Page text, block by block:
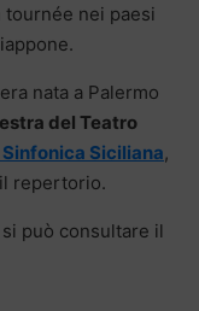
nei paesi
nata a Palermo
del Teatro
Siciliana,
repertorio.
può consultare il